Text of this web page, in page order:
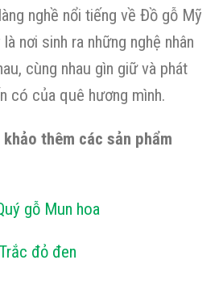
nghề nổi tiếng về Đồ gỗ Mỹ
nơi sinh ra những nghệ nhân
cùng nhau gìn giữ và phát
có của quê hương mình.
thêm các sản phẩm
gỗ Mun hoa
đỏ đen